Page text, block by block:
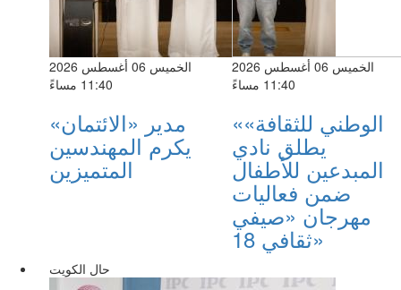
الخميس 06 أغسطس 2026
11:40 مساءً
مدير «الائتمان»
يكرم المهندسين
المتميزين
الخميس 06 أغسطس 2026
11:40 مساءً
«الوطني للثقافة»
يطلق نادي
المبدعين للأطفال
ضمن فعاليات
مهرجان «صيفي
ثقافي 18»
حال الكويت